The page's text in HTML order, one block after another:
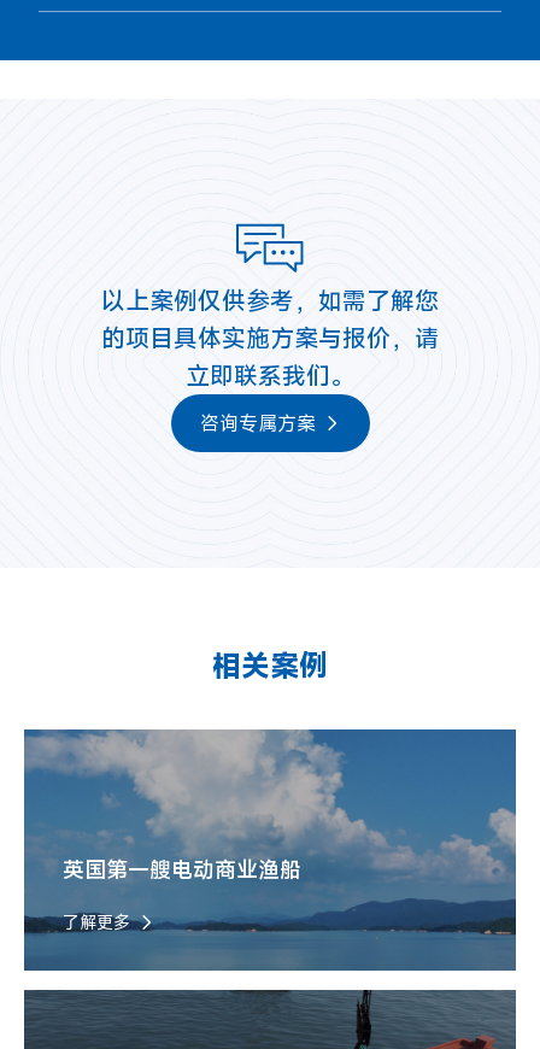
以上案例仅供参考，如需了解您
的项目具体实施方案与报价，请
立即联系我们。
咨询专属方案
相关案例
英国第一艘电动商业渔船
了解更多